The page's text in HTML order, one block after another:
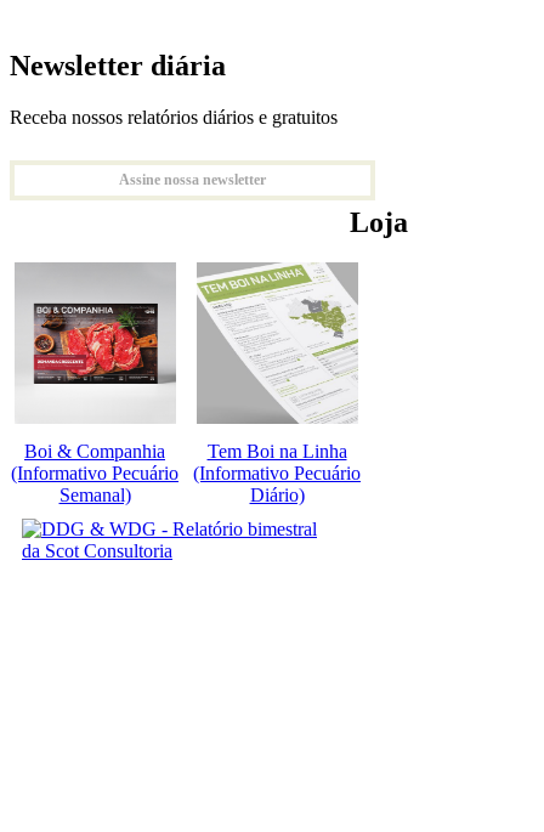
Newsletter diária
Receba nossos relatórios diários e gratuitos
Assine nossa newsletter
Loja
Boi & Companhia
(Informativo Pecuário
Semanal)
Tem Boi na Linha
(Informativo Pecuário
Diário)